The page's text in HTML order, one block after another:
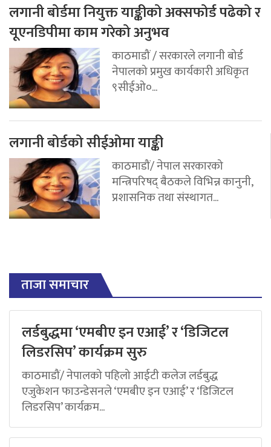
लगानी बोर्डमा नियुक्त याङ्कीको अक्सफोर्ड पढेको र
यूएनडिपीमा काम गरेको अनुभव
काठमाडौं / सरकारले लगानी बोर्ड
नेपालको प्रमुख कार्यकारी अधिकृत
९सीईओ०...
लगानी बोर्डको सीईओमा याङ्की
काठमाडौं/ नेपाल सरकारको
मन्त्रिपरिषद् बैठकले विभिन्न कानुनी,
प्रशासनिक तथा संस्थागत...
ताजा समाचार
लर्डबुद्धमा ‘एमबीए इन एआई’ र ‘डिजिटल
लिडरसिप’ कार्यक्रम सुरु
काठमाडौं/ नेपालको पहिलो आईटी कलेज लर्डबुद्ध
एजुकेशन फाउन्डेसनले ‘एमबीए इन एआई’ र ‘डिजिटल
लिडरसिप’ कार्यक्रम...